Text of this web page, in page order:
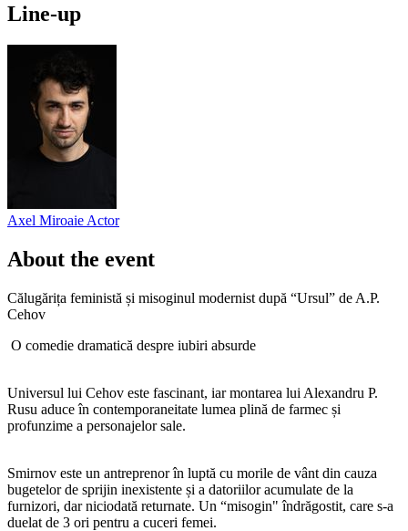
Line-up
Axel Miroaie Actor
About the event
Călugărița feministă și misoginul modernist după “Ursul” de A.P.
Cehov
O comedie dramatică despre iubiri absurde
Universul lui Cehov este fascinant, iar montarea lui Alexandru P.
Rusu aduce în contemporaneitate lumea plină de farmec și
profunzime a personajelor sale.
Smirnov este un antreprenor în luptă cu morile de vânt din cauza
bugetelor de sprijin inexistente și a datoriilor acumulate de la
furnizori, dar niciodată returnate. Un “misogin" îndrăgostit, care s-a
duelat de 3 ori pentru a cuceri femei.